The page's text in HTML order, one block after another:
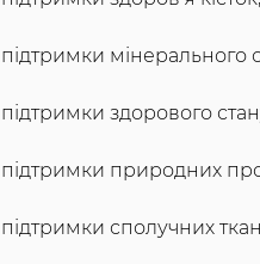
підтримки мінерального
підтримки здорового
підтримки природних
підтримки сполучних